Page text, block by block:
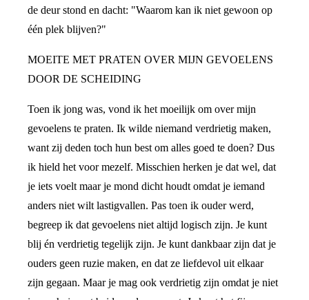
de deur stond en dacht: "Waarom kan ik niet gewoon op
één plek blijven?"
MOEITE MET PRATEN OVER MIJN GEVOELENS
DOOR DE SCHEIDING
Toen ik jong was, vond ik het moeilijk om over mijn
gevoelens te praten. Ik wilde niemand verdrietig maken,
want zij deden toch hun best om alles goed te doen? Dus
ik hield het voor mezelf. Misschien herken je dat wel, dat
je iets voelt maar je mond dicht houdt omdat je iemand
anders niet wilt lastigvallen. Pas toen ik ouder werd,
begreep ik dat gevoelens niet altijd logisch zijn. Je kunt
blij én verdrietig tegelijk zijn. Je kunt dankbaar zijn dat je
ouders geen ruzie maken, en dat ze liefdevol uit elkaar
zijn gegaan. Maar je mag ook verdrietig zijn omdat je niet